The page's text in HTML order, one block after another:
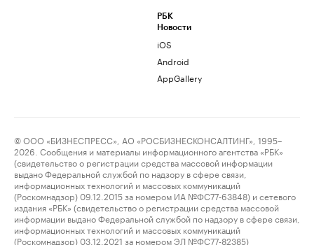
РБК
Новости
iOS
Android
AppGallery
© ООО «БИЗНЕСПРЕСС», АО «РОСБИЗНЕСКОНСАЛТИНГ», 1995–
2026. Сообщения и материалы информационного агентства «РБК»
(свидетельство о регистрации средства массовой информации
выдано Федеральной службой по надзору в сфере связи,
информационных технологий и массовых коммуникаций
(Роскомнадзор) 09.12.2015 за номером ИА №ФС77-63848) и сетевого
издания «РБК» (свидетельство о регистрации средства массовой
информации выдано Федеральной службой по надзору в сфере связи,
информационных технологий и массовых коммуникаций
(Роскомнадзор) 03.12.2021 за номером ЭЛ №ФС77-82385)